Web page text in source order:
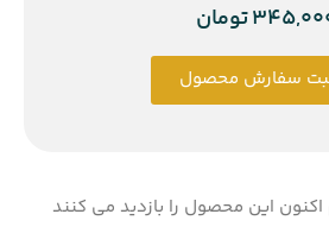
این محصول را بازدید می کنند
تومان
سفارش محصول